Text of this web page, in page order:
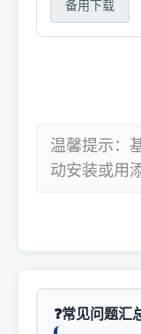
备用下载
温馨提示：
动安装或用
常见问题汇